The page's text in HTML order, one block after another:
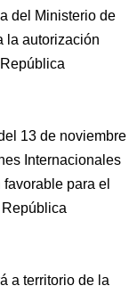
del Ministerio de
la autorización
13 de noviembre
Internacionales
para el
a territorio de la